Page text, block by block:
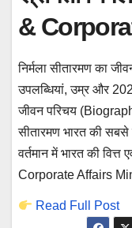
&
निर्मला सीतारमण का
उपलब्धियां, उम्र और
जीवन परिचय
सीतारमण भारत की
वर्तमान में भारत की वित्त
Corporate Affairs
Read Full Post